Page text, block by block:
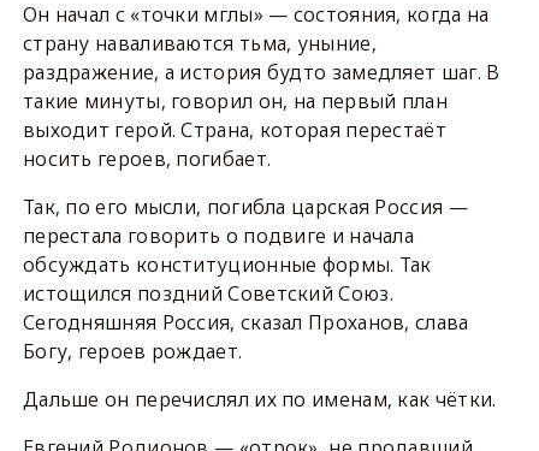
Он начал с «точки мглы» — состояния, когда на
страну наваливаются тьма, уныние,
раздражение, а история будто замедляет шаг. В
такие минуты, говорил он, на первый план
выходит герой. Страна, которая перестаёт
носить героев, погибает.
Так, по его мысли, погибла царская Россия —
перестала говорить о подвиге и начала
обсуждать конституционные формы. Так
истощился поздний Советский Союз.
Сегодняшняя Россия, сказал Проханов, слава
Богу, героев рождает.
Дальше он перечислял их по именам, как чётки.